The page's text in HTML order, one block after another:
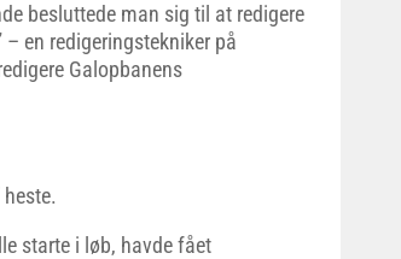
besluttede man sig til at redigere
en redigeringstekniker på
Galopbanens
starte i løb, havde fået